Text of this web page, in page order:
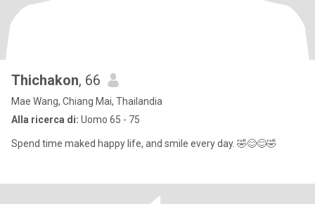
Thichakon, 66
Mae Wang, Chiang Mai, Thailandia
Alla ricerca di: Uomo 65 - 75
Spend time maked happy life, and smile every day. 🤣😊😊🤣